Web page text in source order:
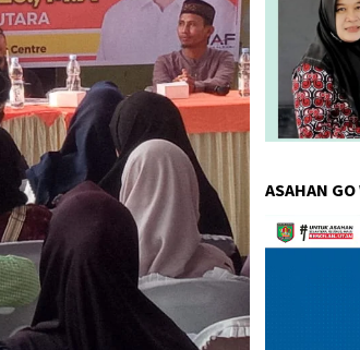
ASAHAN GO
Pemutar
Video